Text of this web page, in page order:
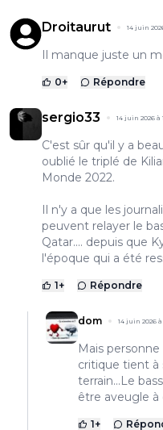
Droitaurut 14 juin
Il manque juste un
0+ Répondre
sergio33 14 juin 2026 à
C'est sûr qu'il y a
oublié le triplé de
Monde 2022.
Il n'y a que les
peuvent relayer le
Qatar.... depuis que
l'époque qui a été
1+ Répondre
dom 14 juin 2026 à
Mais
critique tient à
terrain...Le
être aveugle
1+